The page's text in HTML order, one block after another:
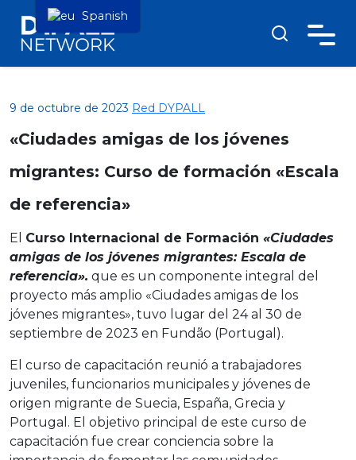
9 de octubre de 2023 Red DYPALL
«Ciudades amigas de los jóvenes
migrantes: Curso de formación «Escala
de referencia»
El Curso Internacional de Formación «Ciudades
amigas de los jóvenes migrantes: Escala de
referencia». que es un componente integral del
proyecto más amplio «Ciudades amigas de los
jóvenes migrantes», tuvo lugar del 24 al 30 de
septiembre de 2023 en Fundão (Portugal).
El curso de capacitación reunió a trabajadores
juveniles, funcionarios municipales y jóvenes de
origen migrante de Suecia, España, Grecia y
Portugal. El objetivo principal de este curso de
capacitación fue crear conciencia sobre la
Spanish